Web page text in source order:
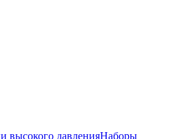
высокого давленияНаборы